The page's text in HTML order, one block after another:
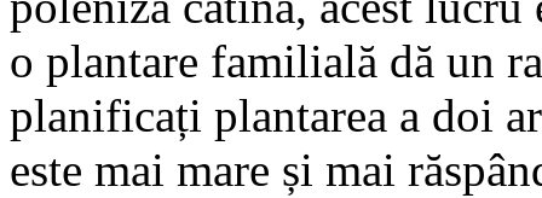
o plantare familială dă un
planificați plantarea a doi
este mai mare și mai